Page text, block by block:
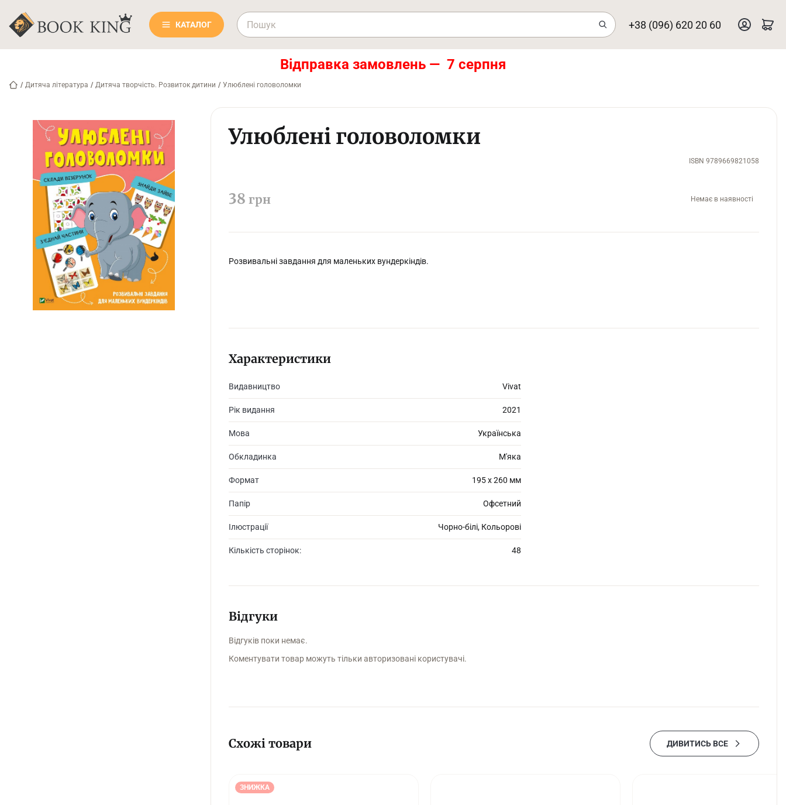
КАТАЛОГ +38 (096) 620 20 60
Відправка замовлень — 7 серпня
/ Дитяча література / Дитяча творчість. Розвиток дитини / Улюблені головоломки
Улюблені головоломки
ISBN 9789669821058
38 грн Немає в наявності
Розвивальні завдання для маленьких вундеркіндів.
Характеристики
Видавництво Vivat
Рік видання 2021
Мова Українська
Обкладинка М'яка
Формат 195 х 260 мм
Папір Офсетний
Ілюстрації Чорно-білі, Кольорові
Кількість сторінок: 48
Відгуки
Відгуків поки немає.
Коментувати товар можуть тільки авторизовані користувачі.
Схожі товари ДИВИТИСЬ ВСЕ
ЗНИЖКА